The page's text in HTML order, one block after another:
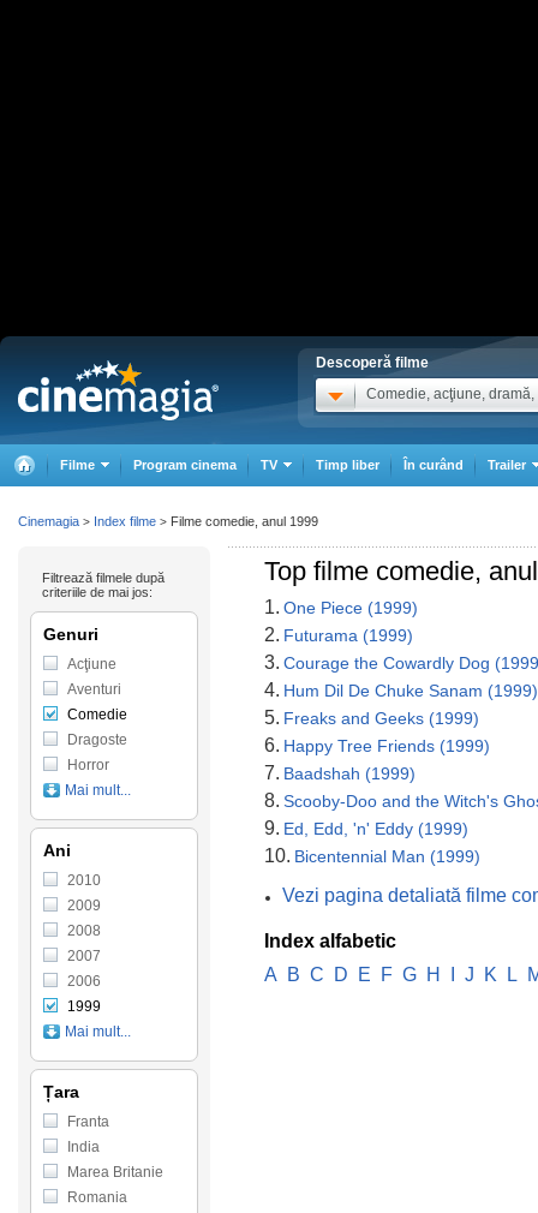
Descoperă filme
Comedie, acţiune, dramă,
Filme Program cinema TV Timp liber În curând Trailer
Top filme comedie,
1. One Piece (1999)
2. Futurama (1999)
3. Courage the Cowardly Dog
4. Hum Dil De Chuke Sanam (1999)
5. Freaks and Geeks (1999)
6. Happy Tree Friends (1999)
7. Baadshah (1999)
8. Scooby-Doo and the Witch's
9. Ed, Edd, 'n' Eddy (1999)
10. Bicentennial Man (1999)
Vezi pagina detaliată filme
Index alfabetic
A
B C D E F G H J K L
Filtrează filmele după
criteriile de mai jos:
Genuri
Acţiune
Aventuri
Comedie
Dragoste
Horror
Mai mult...
Ani
2010
2009
2008
2007
2006
1999
Mai mult...
Țara
Franta
India
Marea Britanie
Romania
Cinemagia > Index filme > Filme comedie, anul 1999